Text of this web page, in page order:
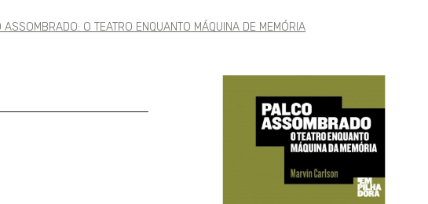
ASSOMBRADO: O TEATRO ENQUANTO MÁQUINA DE MEMÓRIA